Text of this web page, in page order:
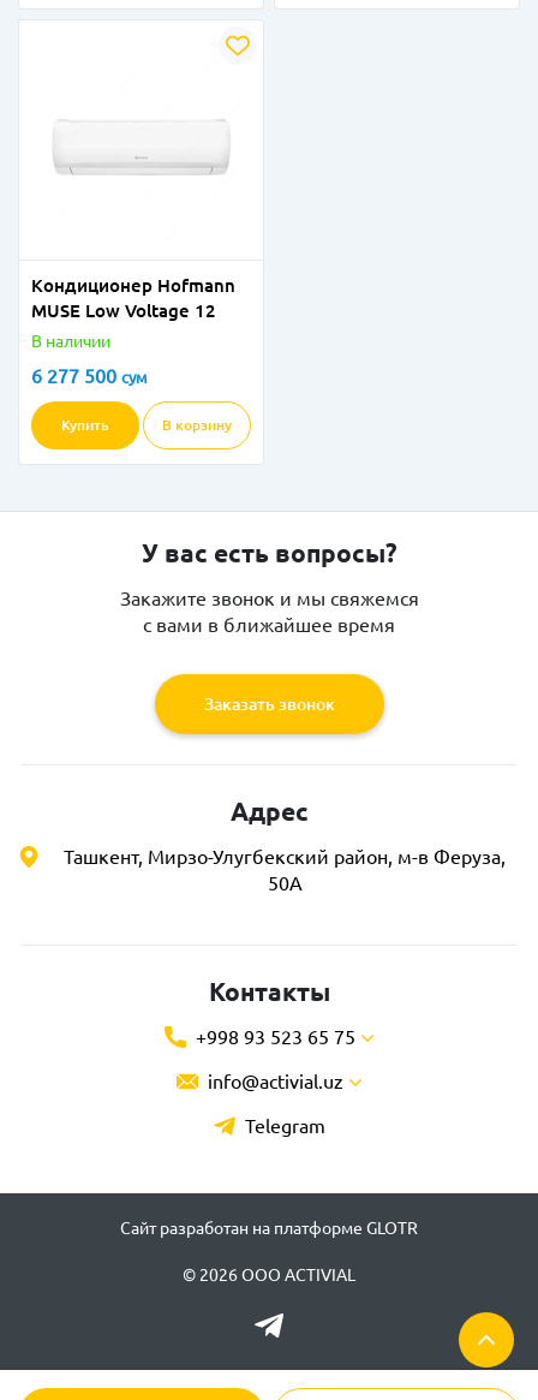
Кондиционер Hofmann
MUSE Low Voltage 12
В наличии
6 277 500 сум
Купить В корзину
У вас есть вопросы?
Закажите звонок и мы свяжемся
с вами в ближайшее время
Заказать звонок
Адрес
Ташкент, Мирзо-Улугбекский район, м-в Феруза,
50А
Контакты
+998 93 523 65 75
info@activial.uz
Telegram
Сайт разработан на платформе GLOTR
© 2026 ООО ACTIVIAL